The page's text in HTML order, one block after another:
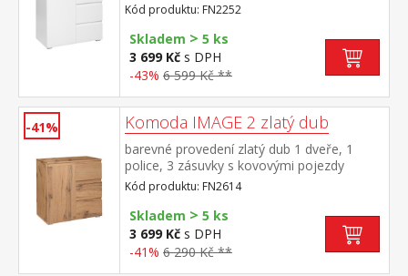
Kód produktu: FN2252
Skladem > 5 ks
3 699 Kč s DPH
-43% 6 599 Kč **
-41% Komoda IMAGE 2 zlatý dub
barevné provedení zlatý dub 1 dveře, 1
police, 3 zásuvky s kovovými pojezdy
Kód produktu: FN2614
Skladem > 5 ks
3 699 Kč s DPH
-41% 6 290 Kč **